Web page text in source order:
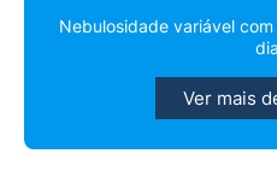
Nebulosidade variável
Ver mais